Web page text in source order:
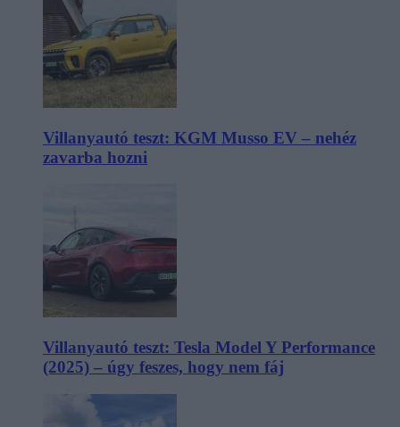
Villanyautó teszt: KGM Musso EV – nehéz
zavarba hozni
Villanyautó teszt: Tesla Model Y Performance
(2025) – úgy feszes, hogy nem fáj